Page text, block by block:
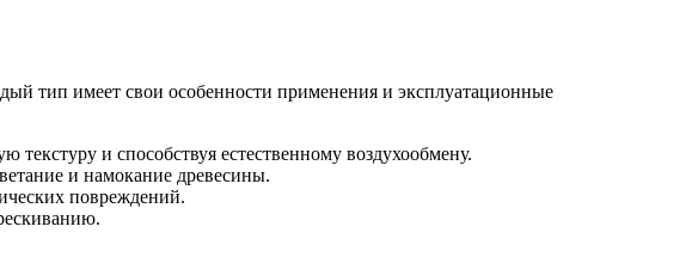
тип имеет свои особенности применения и эксплуатационные
и способствуя естественному воздухообмену.
и намокание древесины.
повреждений.